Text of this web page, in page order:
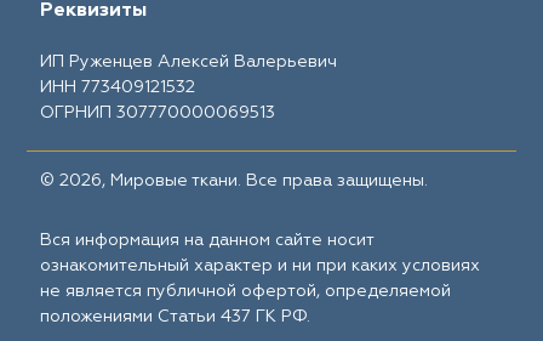
Реквизиты
ИП Руженцев Алексей Валерьевич
ИНН 773409121532
ОГРНИП 307770000069513
© 2026, Мировые ткани. Все права защищены.
Вся информация на данном сайте носит
ознакомительный характер и ни при каких условиях
не является публичной офертой, определяемой
положениями Статьи 437 ГК РФ.